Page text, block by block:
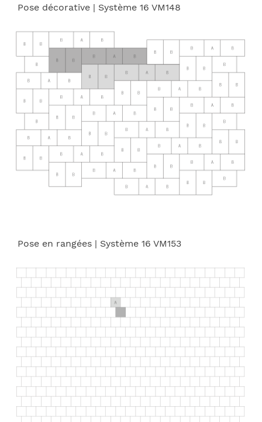
Pose décorative | Système 16 VM148
Pose en rangées | Système 16 VM153